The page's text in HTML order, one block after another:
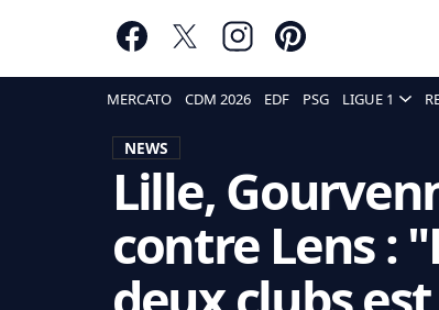
MERCATO CDM 2026 EDF PSG LIGUE 1
NEWS
Lille,
contre Lens :